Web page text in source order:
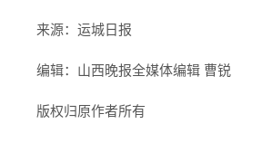
来源： 运城日报
编辑：山西晚报全媒体编辑 曹锐
版权归原作者所有